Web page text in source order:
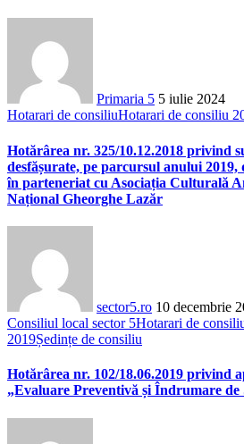
Primaria 5 5 iulie 2024
Hotarari de consiliuHotarari de consiliu
Hotărârea nr. 325/10.12.2018 privind
desfășurate, pe parcursul anului
în parteneriat cu Asociația Culturală
Național Gheorghe Lazăr
sector5.ro 10 decembrie
Consiliul local sector 5Hotarari de
2019Ședințe de consiliu
Hotărârea nr. 102/18.06.2019 privind
„Evaluare Preventivă și Îndrumare de